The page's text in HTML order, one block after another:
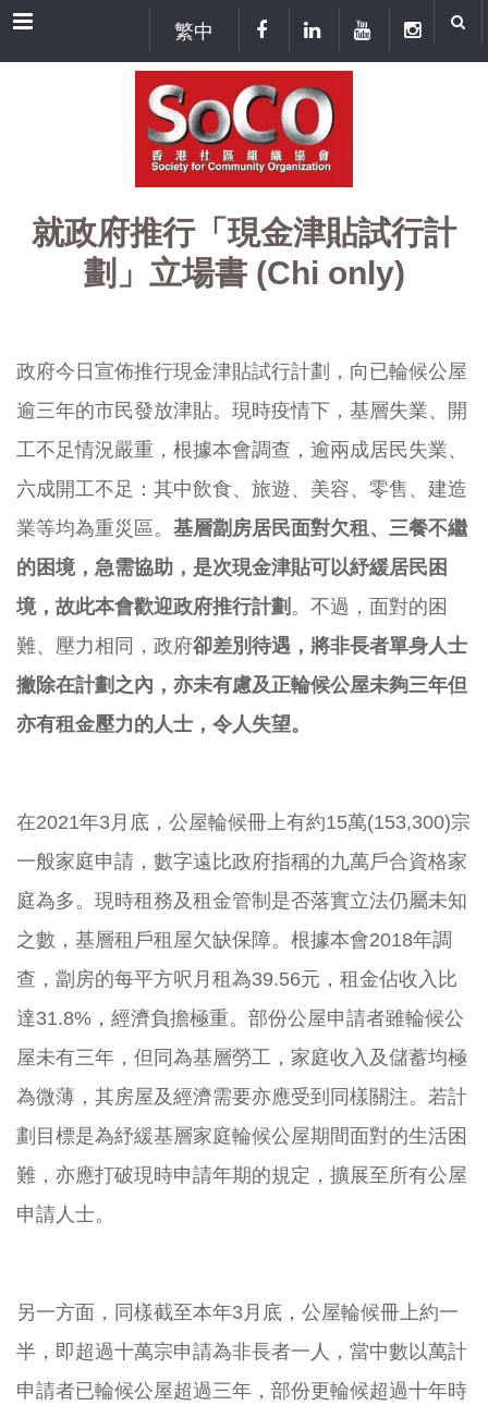
Menu 繁中
就政府推行「現金津貼試行計
劃」立場書 (Chi only)
政府今日宣佈推行現金津貼試行計劃， 向已輪候公屋
逾三年的市民發放津貼。現時疫情下，基層失業、 開
工不足情況嚴重，根據本會調查，逾兩成居民失業、
六成開工不足：其中飲食、旅遊、美容、零售、 建造
業等均為重災區。 基層劏房居民面對欠租、三餐不繼
的困境， 急需協助，是次現金津貼可以紓緩居民困
境， 故此本會歡迎政府推行計劃 。不過，面對的困
難、壓力相同，政府卻差別待遇，將非長者單身人士
撇除在計劃之內， 亦未有慮及正輪候公屋未夠三年但
亦有租金壓力的人士，令人失望。
在2021年3月底，公屋輪候冊上有約15萬(153,300)宗
一般家庭申請，數字遠比政府指稱的九萬戶合資格家
庭為多。 現時租務及租金管制是否落實立法仍屬未知
之數， 基層租戶租屋欠缺保障。根據本會2018年調
查， 劏房的每平方呎月租為39.56元，租金佔收入比
達31.8% ， 經濟負擔極重。部份公屋申請者雖輪候公
屋未有三年， 但同為基層勞工，家庭收入及儲蓄均極
為微薄， 其房屋及經濟需要亦應受到同樣關注。 若計
劃目標是為紓緩基層家庭輪候公屋期間面對的生活困
難， 亦應打破現時申請年期的規定，擴展至所有公屋
申請人士。
另一方面，同樣截至本年3月底，公屋輪候冊上約一
半， 即超過十萬宗申請為非長者一人， 當中數以萬計
申請者已輪候公屋超過三年， 部份更輪候超過十年時